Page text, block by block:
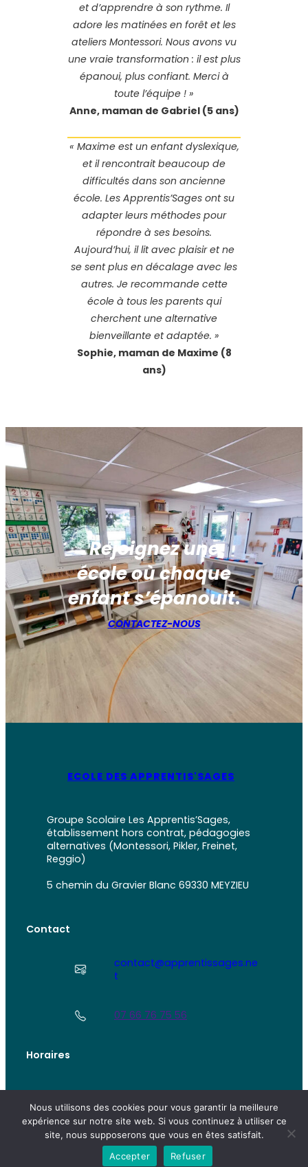
et d’apprendre à son rythme. Il
adore les matinées en forêt et les
ateliers Montessori. Nous avons vu
une vraie transformation : il est plus
épanoui, plus confiant. Merci à
toute l’équipe ! »
Anne, maman de Gabriel (5 ans)
« Maxime est un enfant dyslexique,
et il rencontrait beaucoup de
difficultés dans son ancienne
école. Les Apprentis’Sages ont su
adapter leurs méthodes pour
répondre à ses besoins.
Aujourd’hui, il lit avec plaisir et ne
se sent plus en décalage avec les
autres. Je recommande cette
école à tous les parents qui
cherchent une alternative
bienveillante et adaptée. »
Sophie, maman de Maxime (8
ans)
Rejoignez une
école où chaque
enfant s’épanouit.
CONTACTEZ-NOUS
ECOLE DES APPRENTIS'SAGES
Groupe Scolaire Les Apprentis’Sages,
établissement hors contrat, pédagogies
alternatives (Montessori, Pikler, Freinet,
Reggio)
5 chemin du Gravier Blanc 69330 MEYZIEU
Contact
contact@apprentissages.ne
t
07 66 76 75 56
Horaires
07H – 18H30
Nous utilisons des cookies pour vous garantir la meilleure
expérience sur notre site web. Si vous continuez à utiliser ce
site, nous supposerons que vous en êtes satisfait.
Accepter
Refuser